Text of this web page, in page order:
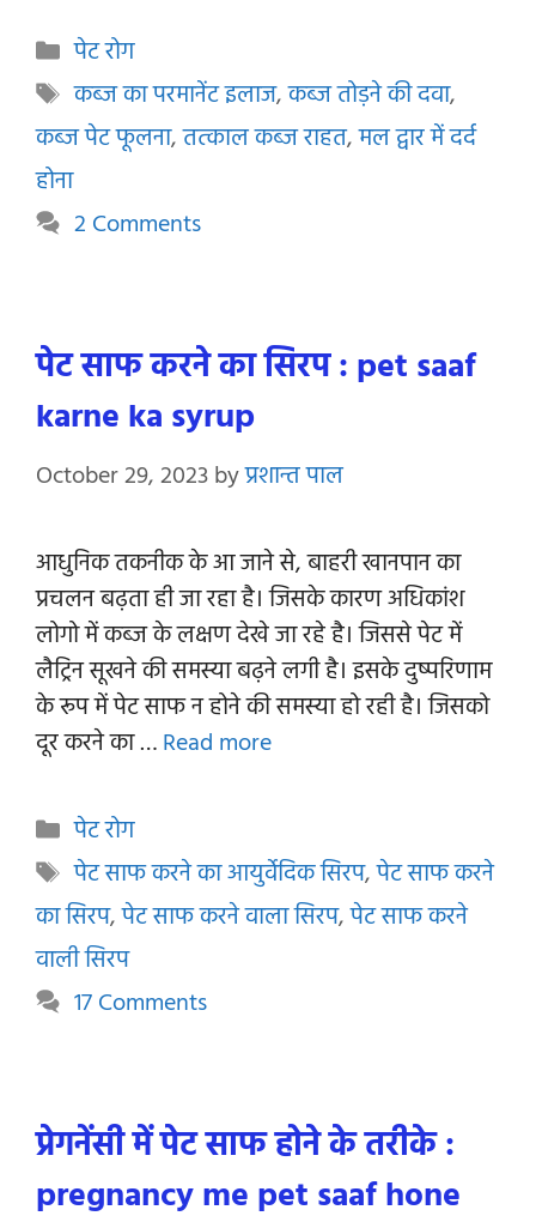
Categories
पेट रोग
Tags
कब्ज का परमानेंट इलाज,कब्ज तोड़ने की दवा,
कब्ज पेट फूलना,तत्काल कब्ज राहत,मल द्वार में दर्द
होना
2 Comments
पेट साफ करने का सिरप : pet saaf
karne ka syrup
October 29, 2023byप्रशान्त पाल
आधुनिक तकनीक के आ जाने से, बाहरी खानपान का
प्रचलन बढ़ता ही जा रहा है। जिसके कारण अधिकांश
लोगो में कब्ज के लक्षण देखे जा रहे है। जिससे पेट में
लैट्रिन सूखने की समस्या बढ़ने लगी है। इसके दुष्परिणाम
के रूप में पेट साफ न होने की समस्या हो रही है। जिसको
दूर करने का …Read more
Categories
पेट रोग
Tags
पेट साफ करने का आयुर्वेदिक सिरप,पेट साफ करने
का सिरप,पेट साफ करने वाला सिरप,पेट साफ करने
वाली सिरप
17 Comments
प्रेगनेंसी में पेट साफ होने के तरीके :
pregnancy me pet saaf hone